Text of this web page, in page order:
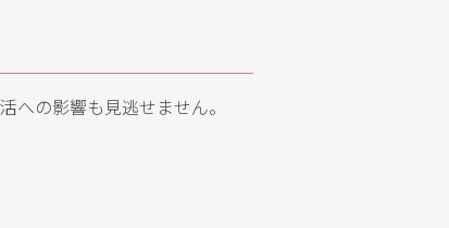
への影響も見逃せません。